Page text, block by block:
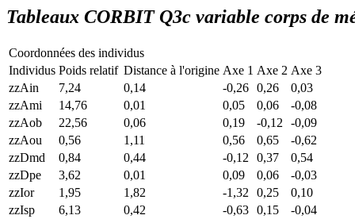
Tableaux CORBIT Q3c variable corps de
Coordonnées des individus
Individus Poids relatif Distance à l'origine Axe 1 Axe 2 Axe 3
zzAin
7,24 0,14 -0,26 0,26
0,03
zzAmi
14,76 0,01 0,05 0,06
-0,08
zzAob
22,56 0,06 0,19 -0,12
-0,09
zzAou
0,56 1,11 0,56 0,65
-0,62
zzDmd
0,84 0,44 -0,12 0,37
0,54
zzDpe
3,62 0,01 0,09 0,06
-0,03
zzIor
1,95 1,82 -1,32 0,25
0,10
zzIsp
6,13 0,42 -0,63 0,15
-0,04